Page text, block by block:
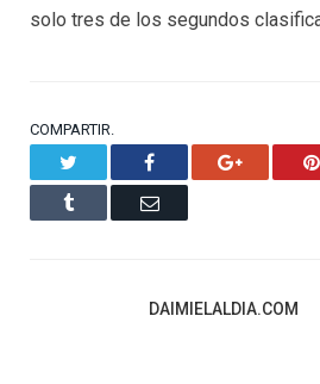
solo tres de los segundos
COMPARTIR.
Facebook Google+
Tumblr Email
DAIMIELALDIA.COM